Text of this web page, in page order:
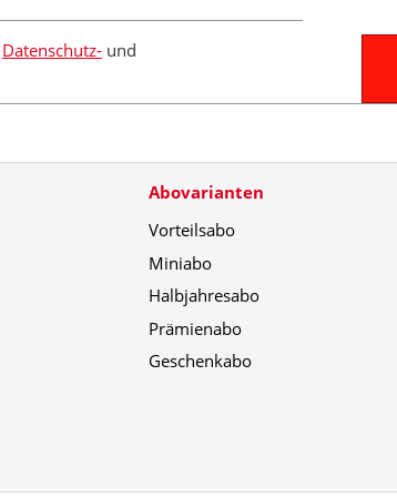
Datenschutz- und
Abovarianten
Vorteilsabo
Miniabo
Halbjahresabo
Prämienabo
Geschenkabo